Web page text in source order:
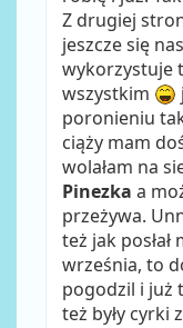
Z drugiej
jeszcze się
wykorzystuje
wszystkim
poronieniu
ciąży mam
wolałam na
Pinezka a
przeżywa.
też jak posłał
września, to
pogodzil i już
też były cyrki